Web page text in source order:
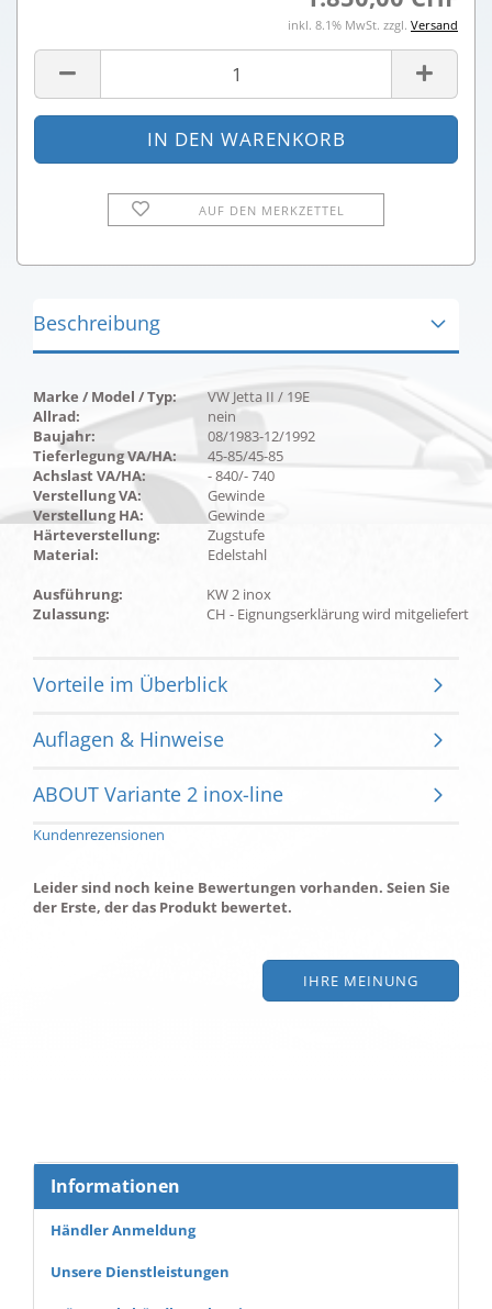
inkl. 8.1% MwSt. zzgl. Versand
AUF DEN MERKZETTEL
Beschreibung
Marke / Model / Typ:
VW Jetta II / 19E
Allrad:
nein
Baujahr:
08/1983-12/1992
Tieferlegung VA/HA:
45-85/45-85
Achslast VA/HA:
- 840/- 740
Verstellung VA:
Gewinde
Verstellung HA:
Gewinde
Härteverstellung:
Zugstufe
Material:
Edelstahl
Ausführung:
KW 2 inox
Zulassung:
CH - Eignungserklärung wird mitgeliefert
Vorteile im Überblick
Auflagen & Hinweise
ABOUT Variante 2 inox-line
Kundenrezensionen
Leider sind noch keine Bewertungen vorhanden. Seien Sie
der Erste, der das Produkt bewertet.
IHRE MEINUNG
Informationen
Händler Anmeldung
Unsere Dienstleistungen